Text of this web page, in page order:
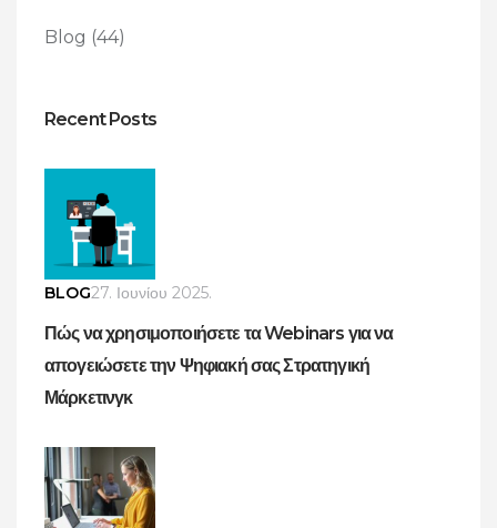
Blog (44)
Recent Posts
BLOG27. Ιουνίου 2025.
Πώς να χρησιμοποιήσετε τα Webinars για να
απογειώσετε την Ψηφιακή σας Στρατηγική
Μάρκετινγκ